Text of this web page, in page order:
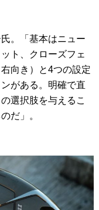
。「基本はニュー
ト、クローズフェ
向き）と4つの設定
がある。明確で直
選択肢を与えるこ
だ」。